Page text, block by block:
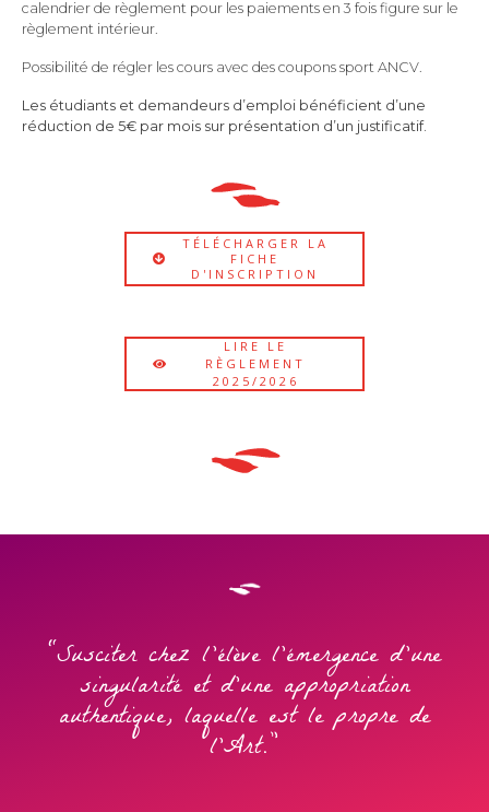
calendrier de règlement pour les paiements en 3 fois figure sur le
règlement intérieur.
Possibilité de régler les cours avec des coupons sport ANCV.
Les étudiants et demandeurs d’emploi bénéficient d’une
réduction de 5€ par mois sur présentation d’un justificatif.
TÉLÉCHARGER LA
FICHE
D'INSCRIPTION
LIRE LE
RÈGLEMENT
2025/2026
"Susciter chez l’élève l’émergence d’une
singularité et d’une appropriation
authentique, laquelle est le propre de
l’Art.”